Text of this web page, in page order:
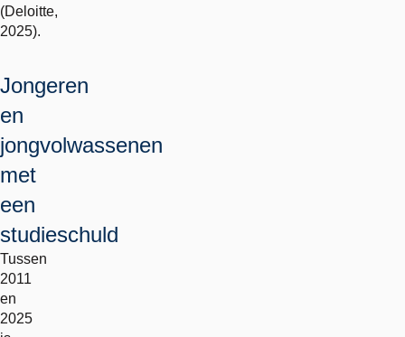
(Deloitte,
2025).
Jongeren
en
jongvolwassenen
met
een
studieschuld
Tussen
2011
en
2025